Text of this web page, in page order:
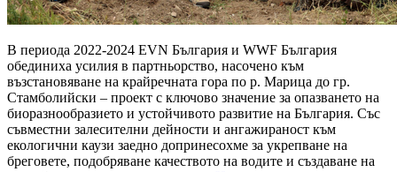
В периода 2022-2024 EVN България и WWF България
обединиха усилия в партньорство, насочено към
възстановяване на крайречната гора по р. Марица до гр.
Стамболийски – проект с ключово значение за опазването на
биоразнообразието и устойчивото развитие на България. Със
съвместни залесителни дейности и ангажираност към
екологични каузи заедно допринесохме за укрепване на
бреговете, подобряване качеството на водите и създаване на